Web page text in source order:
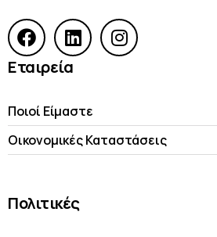
Εταιρεία
Ποιοί Είμαστε
Οικονομικές Kαταστάσεις
Πολιτικές